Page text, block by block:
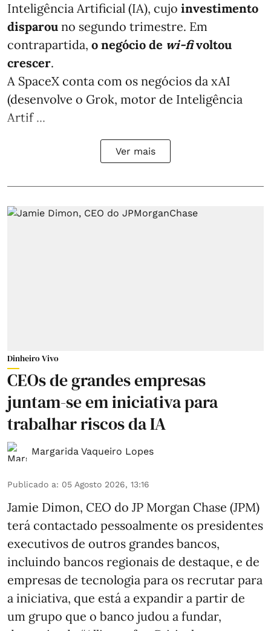
Inteligência Artificial (IA), cujo investimento
disparou no segundo trimestre. Em
contrapartida, o negócio de wi-fivoltou
crescer.
A SpaceX conta com os negócios da xAI
(desenvolve o Grok, motor de Inteligência
Artif ...
Ver mais
Dinheiro Vivo
CEOs de grandes empresas
juntam-se em iniciativa para
trabalhar riscos da IA
Margarida Vaqueiro Lopes
Publicado a: 05 Agosto 2026, 13:16
Jamie Dimon, CEO do JP Morgan Chase (JPM)
terá contactado pessoalmente os presidentes
executivos de outros grandes bancos,
incluindo bancos regionais de destaque, e de
empresas de tecnologia para os recrutar para
a iniciativa, que está a expandir a partir de
um grupo que o banco judou a fundar,